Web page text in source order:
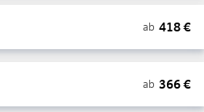
ab 418€
ab 366€